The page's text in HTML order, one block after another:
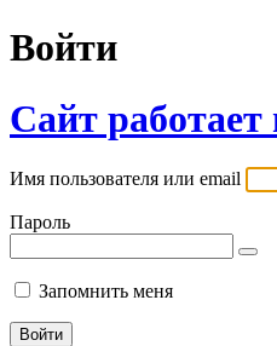
Войти
Сайт работает
Имя пользователя или email
Пароль
Запомнить меня